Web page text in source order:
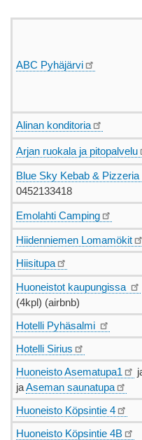
ABC Pyhäjärvi
Alinan konditoria
Arjan ruokala ja pitopalvelu
Blue Sky Kebab & Pizzeria
0452133418
Emolahti Camping
Hiidenniemen Lomamökit
Hiisitupa
Huoneistot kaupungissa
(4kpl) (airbnb)
Hotelli Pyhäsalmi
Hotelli Sirius
Huoneisto Asematupa1
jaAseman saunatupa
Huoneisto Köpsintie 4
Huoneisto Köpsintie 4B